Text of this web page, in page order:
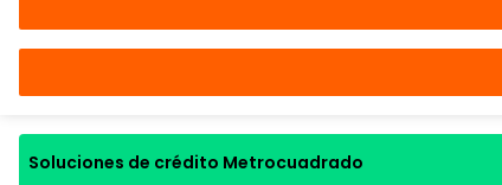
Soluciones de crédito Metrocuadrado